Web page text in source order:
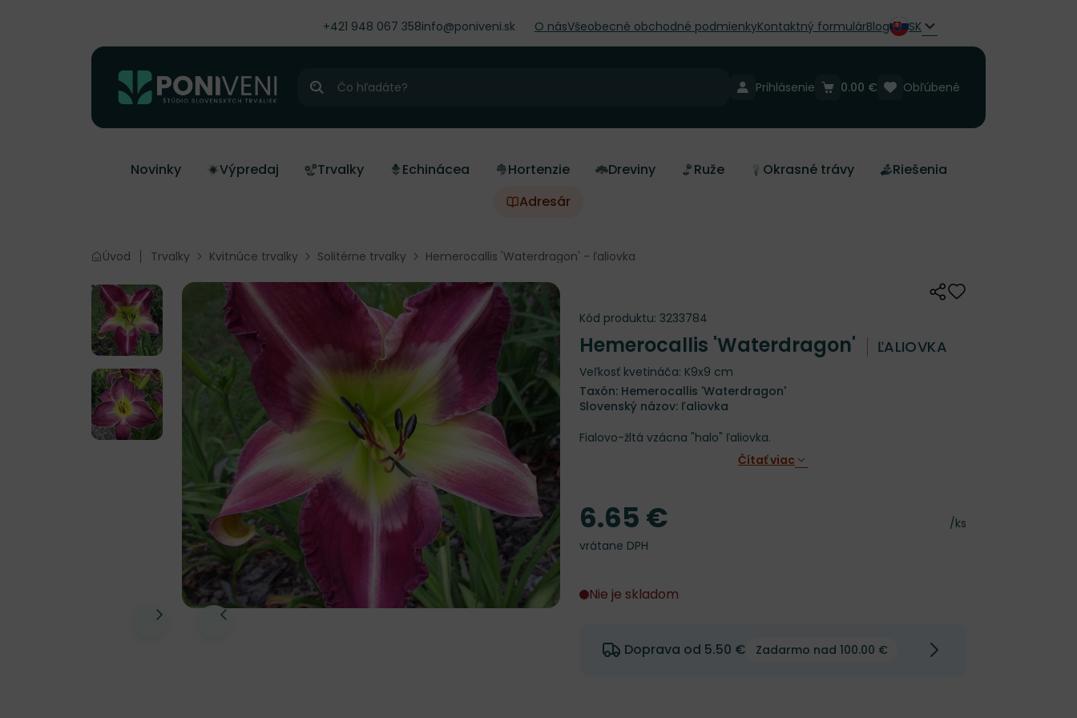
+421 948 067 358info@poniveni.sk O násVšeobecné obchodné podmienkyKontaktný formulárBlog SK
Hľadať
Prihlásenie Obľúbené
0.00 €
Novinky Výpredaj Trvalky Echinácea Hortenzie Dreviny Ruže Okrasné trávy
Riešenia
Adresár
Úvod Trvalky Kvitnúce trvalky Solitérne trvalky Hemerocallis 'Waterdragon' - ľaliovka
ZdieľaťOdober do
Kód produktu: 3233784
Hemerocallis 'Waterdragon' ĽALIOVKA
Veľkosť kvetináča: K9x9 cm
Taxón: Hemerocallis 'Waterdragon'
Slovenský názov: ľaliovka
Fialovo-žltá vzácna "halo" ľaliovka.
Čítať viac
Cena za kus
/ks
Cena
6.65 €
vrátane DPH
Nie je skladom
Doprava od 5.50 € Zadarmo nad 100.00 €